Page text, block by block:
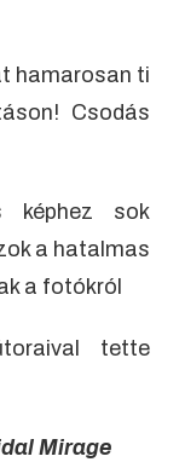
hamarosan ti
Csodás
képhez sok
a hatalmas
a fotókról
tette
Mirage